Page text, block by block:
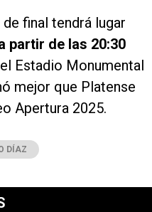
final tendrá lugar
partir de las 20:30
Estadio Monumental
mejor que Platense
Apertura 2025.
DÍAZ